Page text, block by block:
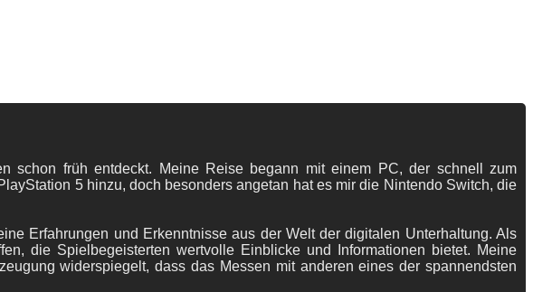
schon früh entdeckt. Meine Reise begann mit einem PC, der schnell zum
5 hinzu, doch besonders angetan hat es mir die Nintendo Switch, die
Erfahrungen und Erkenntnisse aus der Welt der digitalen Unterhaltung. Als
die Spielbegeisterten wertvolle Einblicke und Informationen bietet. Meine
widerspiegelt, dass das Messen mit anderen eines der spannendsten